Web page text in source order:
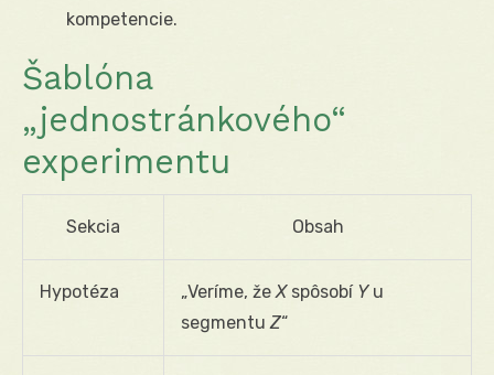
kompetencie.
Šablóna
„jednostránkového“
experimentu
Sekcia Obsah
Hypotéza „Veríme, že Xspôsobí Yu
segmentu Z“